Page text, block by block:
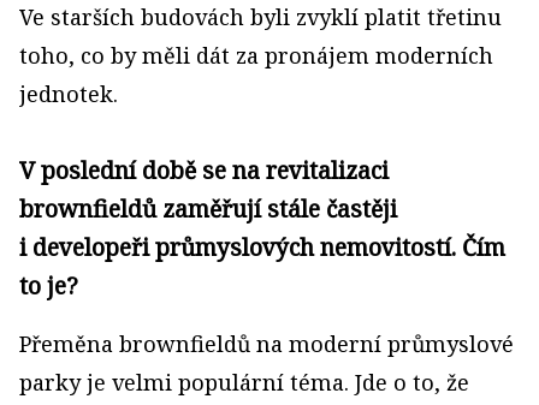
Ve starších budovách byli zvyklí platit třetinu
toho, co by měli dát za pronájem moderních
jednotek.
V poslední době se na revitalizaci
brownfieldů zaměřují stále častěji
i developeři průmyslových nemovitostí. Čím
to je?
Přeměna brownfieldů na moderní průmyslové
parky je velmi populární téma. Jde o to, že